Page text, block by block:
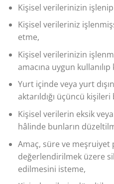
Kişisel verilerinizin
Kişisel verileriniz
etme,
Kişisel verilerinizin
amacına uygun kullanılıp
Yurt içinde veya yurt
aktarıldığı üçüncü kişileri
Kişisel verilerin eksik
hâlinde bunların
Amaç, süre ve
değerlendirilmek üzere
edilmesini isteme,